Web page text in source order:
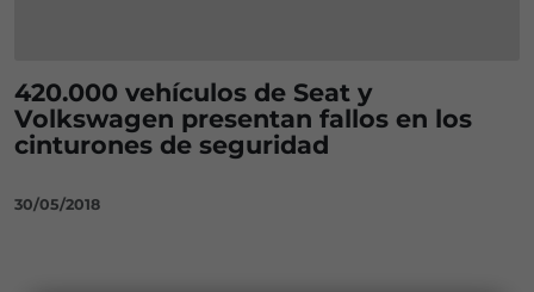
420.000 vehículos de Seat y
Volkswagen presentan fallos en los
cinturones de seguridad
30/05/2018